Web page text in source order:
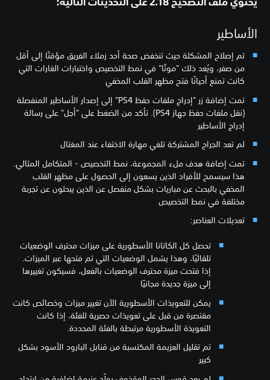
الأساطير
تم إصلاح المشكلة حيث تنخفض صحة أحد زملاء الفريق مؤقتًا إلى أقل
من صفر، ويُعد ذلك "موتًا" في نمط التخصيص واختبارات الغارات التي
كانت تمنع أحيانًا فتح مظهر القلب المخفي
تمت إضافة زر "إدراج ملفات حفظ PS4" إلى إصدار الأساطير المنفصلة
(نقل ملفات حفظ جهاز PS4). تأكد من الضغط على "أجل" على رسالة
إدراج الأساطير
لم تعد الجراح المشتركة تلغي مهارة الاختفاء عند المغتال
تمت إضافة هدف ملء المجموعة، نمط التخصيص - المتكامل المثالي.
هذا سيسمح للأفراد الذين يسعون إلى الحصول على مظهر القلب
المخفي بالبحث عن مباريات بشكل منفصل عن الذين يبحثون عن تجربة
مختلفة في نمط التخصيص
تعديلات العناصر:
تحصل كل الكاتانا الأسطورية على ميزات محترف الوضعيات
تلقائيًا، وهذا يشمل الوضعيات التي تم فتحها عبر الميزات.
إذا فتحت ميزة محترف الوضعيات بالفعل، فسيكون تغييرها
إلى ميزة جديدة مجانيًا
يمكن للتعويذات الأسطورية الآن تغيير ميزات وخصائص كانت
مقتصرة من قبل على تعويذات حصرية للفئة، إذا كانت
التعويذة الأسطورية مرتبطة بالفئة المحددة.
تم تقليل العزيمة المكتسبة من قنابل البارود الأسود بشكل
كبير